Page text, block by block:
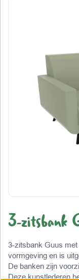
3-zitsbank
3-zitsbank Guus
vormgeving en is
De banken zijn
Deze kunstlederen